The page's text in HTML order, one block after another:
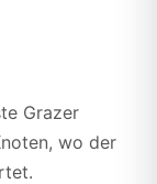
Grazer
wo der